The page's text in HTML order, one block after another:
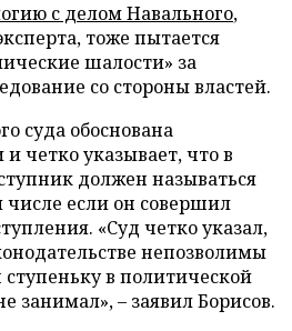
с делом Навального,
тоже пытается
шалости» за
со стороны властей.
суда обоснована
четко указывает, что в
должен называться
если он совершил
«Суд четко указал,
непозволимы
в политической
занимал»,– заявил Борисов.